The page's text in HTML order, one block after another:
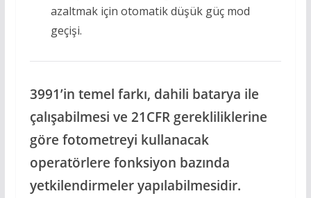
azaltmak için otomatik düşük güç mod
geçişi.
3991’in temel farkı, dahili batarya ile
çalışabilmesi ve 21CFR gerekliliklerine
göre fotometreyi kullanacak
operatörlere fonksiyon bazında
yetkilendirmeler yapılabilmesidir.